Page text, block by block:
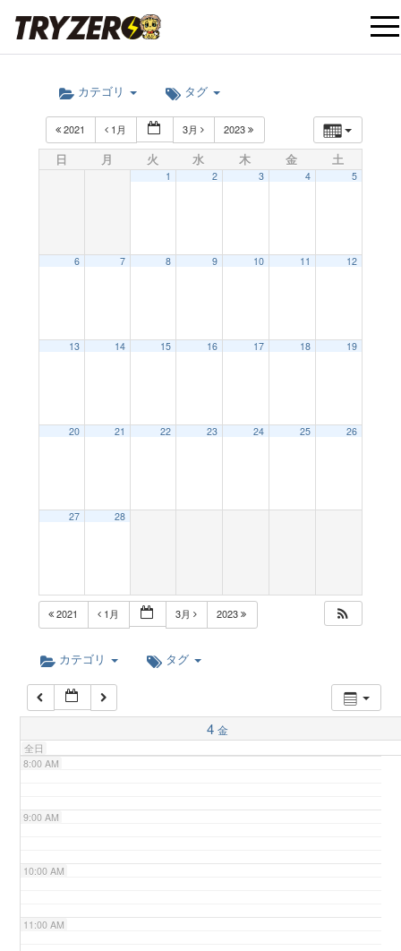
t
i
カテゴリ タグ
2021 1月 3月 2023
日 月 火 水 木 金 土
1 2 3 4 5
6 7 8 9 10 11 12
13 14 15 16 17 18 19
20 21 22 23 24 25 26
27 28
2021 1月 3月 2023
カテゴリ タグ
4 金
全日
5:00 AM
6:00 AM
7:00 AM
8:00 AM
9:00 AM
10:00 AM
11:00 AM